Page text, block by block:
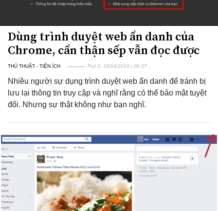
Dùng trình duyệt web ẩn danh của
Chrome, cẩn thận sếp vẫn đọc được
THỦ THUẬT - TIỆN ÍCH Thứ 3, 16/04/2019 | 06:37
Nhiều người sự dụng trình duyệt web ẩn danh để tránh bị
lưu lại thông tin truy cập và nghĩ rằng có thể bảo mật tuyệt
đối. Nhưng sự thật không như bạn nghĩ.